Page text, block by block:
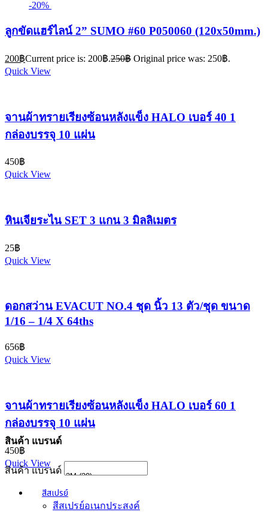
-20%
ลูกขัดแฮร์ไลน์ 2” SUMO #60 P050060 (120x50mm.)
200฿Current price is: 200฿.250฿ Original price was: 250฿.
Quick View
จานผ้าทรายเรียงซ้อนหลังแข็ง HALO เบอร์ 40 1
กล่องบรรจุ 10 แผ่น
450฿
Quick View
หินเจียระไน SET 3 แกน 3 มิลลิเมตร
25฿
Quick View
ดอกสว่าน EVACUT NO.4 ชุด นิ้ว 13 ตัว/ชุด ขนาด
1/16 – 1/4 X 64ths
656฿
Quick View
จานผ้าทรายเรียงซ้อนหลังแข็ง HALO เบอร์ 60 1
กล่องบรรจุ 10 แผ่น
450฿
Quick View
สินค้า แบรนด์
สินค้า แบรนด์
สีสเปรย์
สีสเปรย์อเนกประสงค์